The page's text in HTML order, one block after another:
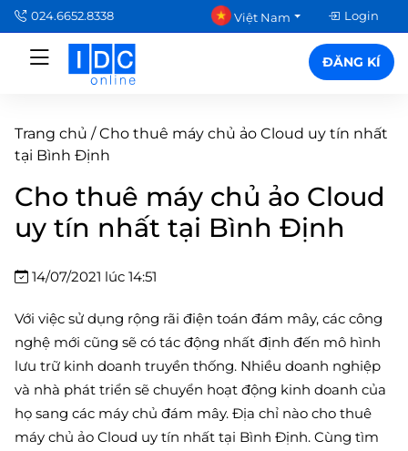
024.6652.8338 Việt Nam Login
ĐĂNG KÍ
Trang chủ /Cho thuê máy chủ ảo Cloud uy tín nhất
tại Bình Định
Cho thuê máy chủ ảo Cloud
uy tín nhất tại Bình Định
14/07/2021 lúc 14:51
Với việc sử dụng rộng rãi điện toán đám mây, các công
nghệ mới cũng sẽ có tác động nhất định đến mô hình
lưu trữ kinh doanh truyền thống. Nhiều doanh nghiệp
và nhà phát triển sẽ chuyển hoạt động kinh doanh của
họ sang các máy chủ đám mây. Địa chỉ nào cho thuê
máy chủ ảo Cloud uy tín nhất tại Bình Định. Cùng tìm